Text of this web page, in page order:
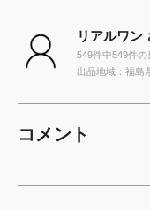
リアルワン
549件中549件の
出品地域：福島
コメント